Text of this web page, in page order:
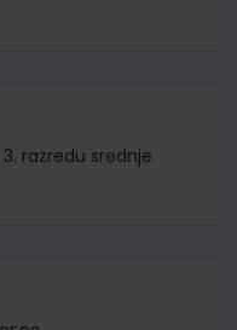
3. razredu srednje